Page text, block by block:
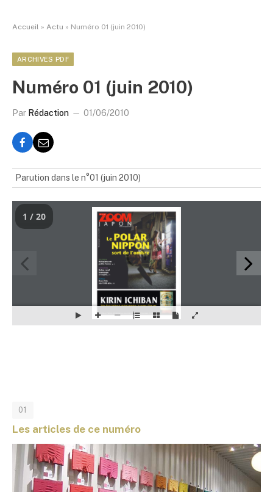
Accueil » Actu » Numéro 01 (juin 2010)
ARCHIVES PDF
Numéro 01 (juin 2010)
Par Rédaction 01/06/2010
Parution dans le n°01 (juin 2010)
1 / 20
01
Les articles de ce numéro